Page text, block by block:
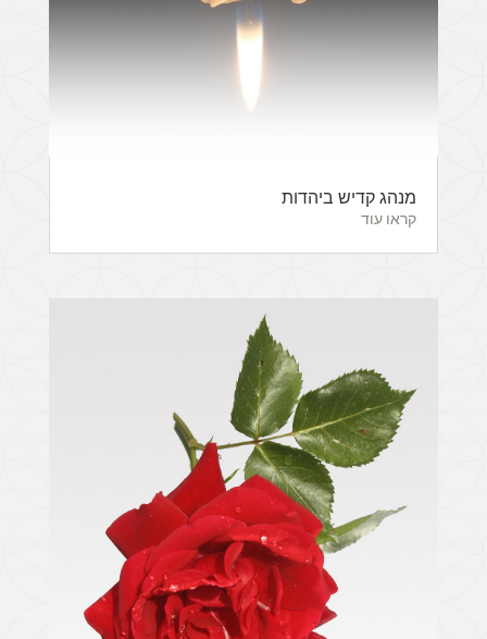
מנהג קדיש ביהדות
קראו עוד